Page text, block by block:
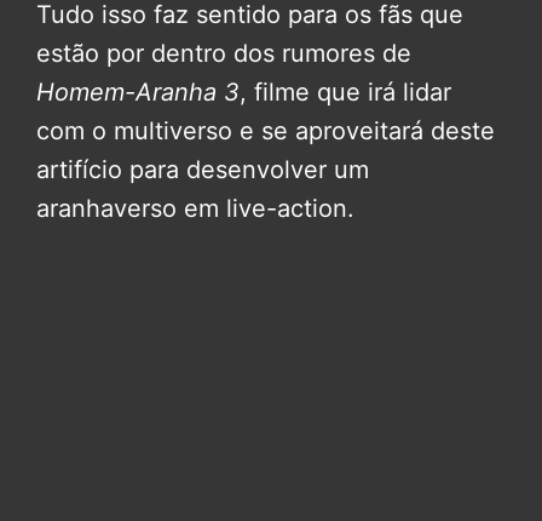
Tudo isso faz sentido para os fãs que
estão por dentro dos rumores de
Homem-Aranha 3, filme que irá lidar
com o multiverso e se aproveitará deste
artifício para desenvolver um
aranhaverso em live-action.